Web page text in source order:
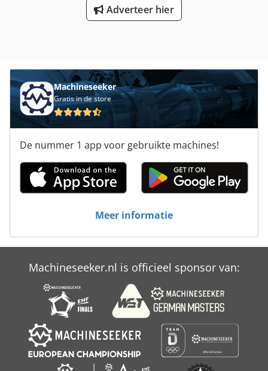
Adverteer hier
Machineseeker
Gratis in de store
De nummer 1 app voor gebruikte machines!
Meer informatie
Machineseeker.nl is officieel sponsor van: